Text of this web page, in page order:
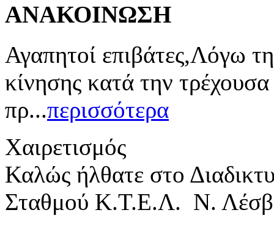
ΑΝΑΚΟΙΝΩΣΗ
Αγαπητοί επιβάτες,Λόγω
κίνησης κατά την
πρ...περισσότερα
Χαιρετισμός
Καλώς ήλθατε στο
Σταθμού Κ.Τ.Ε.Λ. Ν.